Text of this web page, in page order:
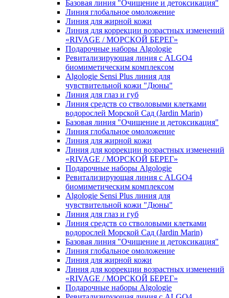
Базовая линия "Очищение и детоксикация"
Линия глобальное омоложение
Линия для жирной кожи
Линия для коррекции возрастных изменений
«RIVAGE / МОРСКОЙ БЕРЕГ»
Подарочные наборы Algologie
Ревитализирующая линия с ALGO4
биомиметическим комплексом
Algologie Sensi Plus линия для
чувcтвительной кожи "Дюны"
Линия для глаз и губ
Линия средств со стволовыми клетками
водорослей Морской Сад (Jardin Marin)
Базовая линия "Очищение и детоксикация"
Линия глобальное омоложение
Линия для жирной кожи
Линия для коррекции возрастных изменений
«RIVAGE / МОРСКОЙ БЕРЕГ»
Подарочные наборы Algologie
Ревитализирующая линия с ALGO4
биомиметическим комплексом
Algologie Sensi Plus линия для
чувcтвительной кожи "Дюны"
Линия для глаз и губ
Линия средств со стволовыми клетками
водорослей Морской Сад (Jardin Marin)
Базовая линия "Очищение и детоксикация"
Линия глобальное омоложение
Линия для жирной кожи
Линия для коррекции возрастных изменений
«RIVAGE / МОРСКОЙ БЕРЕГ»
Подарочные наборы Algologie